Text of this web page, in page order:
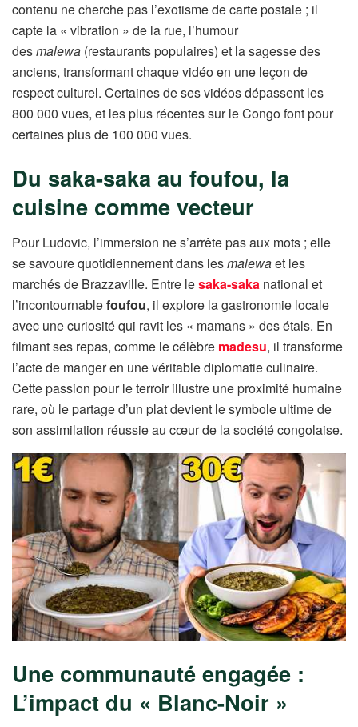
contenu ne cherche pas l’exotisme de carte postale ; il
capte la « vibration » de la rue, l’humour
desmalewa (restaurants populaires) et la sagesse des
anciens, transformant chaque vidéo en une leçon de
respect culturel. Certaines de ses vidéos dépassent les
800 000 vues, et les plus récentes sur le Congo font pour
certaines plus de 100 000 vues.
Du saka-saka au foufou, la
cuisine comme vecteur
Pour Ludovic, l’immersion ne s’arrête pas aux mots ; elle
se savoure quotidiennement dans lesmalewaet les
marchés de Brazzaville. Entre lesaka-saka national et
l’incontournablefoufou, il explore la gastronomie locale
avec une curiosité qui ravit les « mamans » des étals. En
filmant ses repas, comme le célèbre madesu, il transforme
l’acte de manger en une véritable diplomatie culinaire.
Cette passion pour le terroir illustre une proximité humaine
rare, où le partage d’un plat devient le symbole ultime de
son assimilation réussie au cœur de la société congolaise.
Une communauté engagée :
L’impact du « Blanc-Noir »